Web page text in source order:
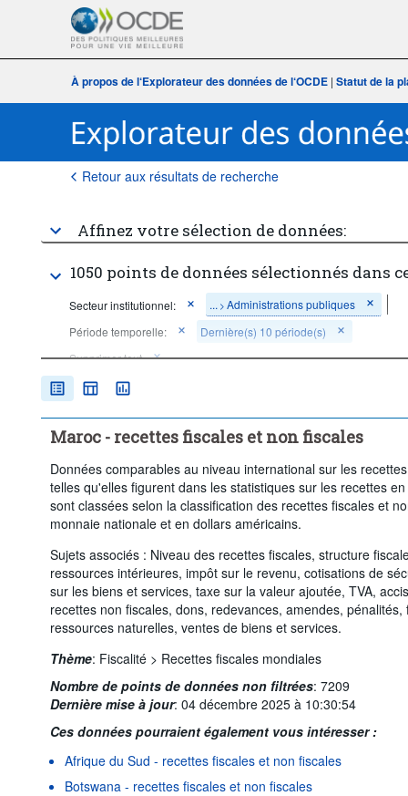
À propos de l‘Explorateur des données de l‘OCDE |Statut de la
Retour aux résultats de recherche
Affinez votre sélection de données:
1050 points de données sélectionnés dans
Secteur institutionnel: ... > Administrations publiques
Période temporelle:
Dernière(s) 10 période(s)
Supprimer tout
Maroc - recettes fiscales et non fiscales
Données comparables au niveau international sur les
telles qu'elles figurent dans les statistiques sur les recettes
sont classées selon la classification des recettes fiscales et
monnaie nationale et en dollars américains.
Sujets associés : Niveau des recettes fiscales, structure
ressources intérieures, impôt sur le revenu, cotisations de
sur les biens et services, taxe sur la valeur ajoutée, TVA,
recettes non fiscales, dons, redevances, amendes,
ressources naturelles, ventes de biens et services.
Thème: Fiscalité > Recettes fiscales mondiales
Nombre de points de données non filtrées: 7209
Dernière mise à jour: 04 décembre 2025 à 10:30:54
Ces données pourraient également vous intéresser :
Afrique du Sud - recettes fiscales et non fiscales
Botswana - recettes fiscales et non fiscales